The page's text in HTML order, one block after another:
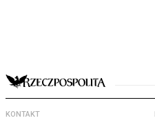
KONTAKT